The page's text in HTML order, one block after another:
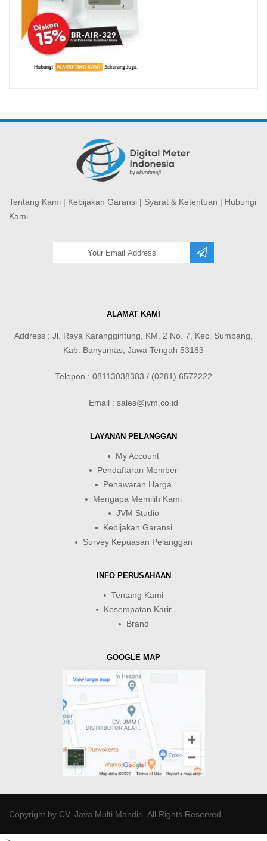
Tentang Kami | Kebijakan Garansi | Syarat & Ketentuan | Hubungi
Kami
ALAMAT KAMI
Address : Jl. Raya Karanggintung, KM. 2 No. 7, Kec. Sumbang,
Kab. Banyumas, Jawa Tengah 53183
Telepon : 08113038383 / (0281) 6572222
Email : sales@jvm.co.id
LAYANAN PELANGGAN
My Account
Pendaftaran Member
Penawaran Harga
Mengapa Memilih Kami
JVM Studio
Kebijakan Garansi
Survey Kepuasan Pelanggan
INFO PERUSAHAAN
Tentang Kami
Kesempatan Karir
Brand
GOOGLE MAP
Copyright by CV. Java Multi Mandiri. All Rights Reserved.